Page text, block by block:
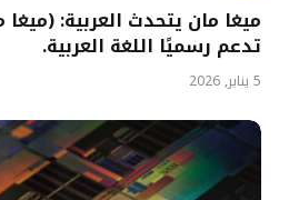
ميغا مان يتحدث العربية:
تدعم رسميًا اللغة العربية.
5 يناير, 2026